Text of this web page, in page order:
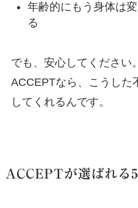
年齢的にもう身体は
る
でも、安心してください。
ACCEPTなら、こうした
してくれるんです。
ACCEPTが選ばれる